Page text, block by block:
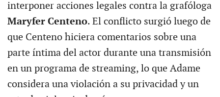
interponer acciones legales contra la grafóloga
Maryfer Centeno. El conflicto surgió luego de
que Centeno hiciera comentarios sobre una
parte íntima del actor durante una transmisión
en un programa de streaming, lo que Adame
considera una violación a su privacidad y un